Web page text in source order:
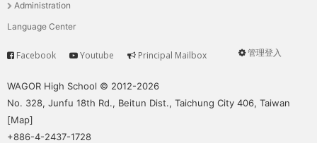
單Administration
Language Center
User
管理登入
Service
Facebook Youtube Principal Mailbox
WAGOR High School © 2012-2026
No. 328, Junfu 18th Rd., Beitun Dist., Taichung City 406, Taiwan
[Map]
+886-4-2437-1728